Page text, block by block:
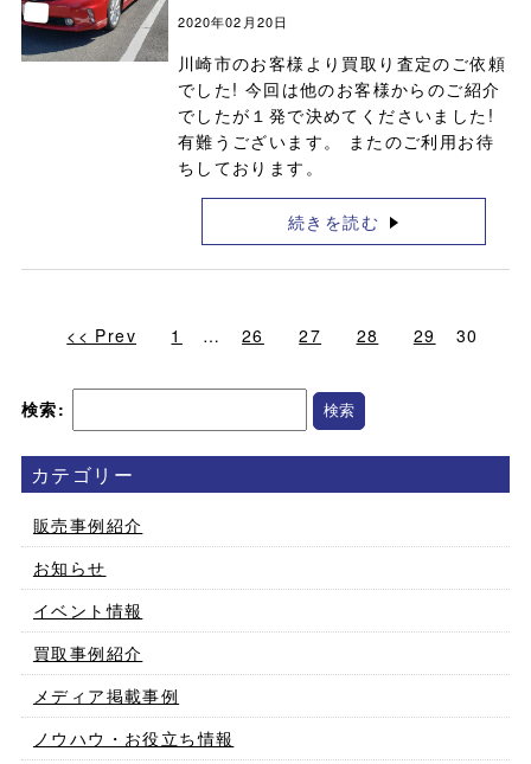
2020年02月20日
川崎市のお客様より買取り査定のご依頼
でした! 今回は他のお客様からのご紹介
でしたが１発で決めてくださいました!
有難うございます。 またのご利用お待
ちしております。
続きを読む
<< Prev 1 … 26 27 28 29 30
検索:
カテゴリー
販売事例紹介
お知らせ
イベント情報
買取事例紹介
メディア掲載事例
ノウハウ・お役立ち情報